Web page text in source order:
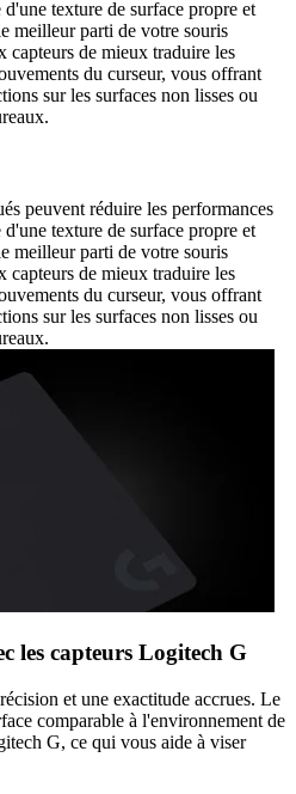
texture de surface propre et
meilleur parti de votre souris
de mieux traduire les
du curseur, vous offrant
sur les surfaces non lisses ou
peuvent réduire les performances
texture de surface propre et
meilleur parti de votre souris
de mieux traduire les
du curseur, vous offrant
sur les surfaces non lisses ou
les capteurs Logitech G
et une exactitude accrues. Le
comparable à l'environnement de
G, ce qui vous aide à viser